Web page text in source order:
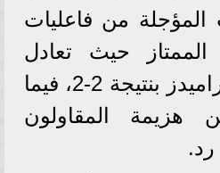
المؤجلة من فاعليات
حيث تعادل
الإنتاج الحربي وبيراميدز بنتيجة 2-2، فيما
هزيمة المقاولون